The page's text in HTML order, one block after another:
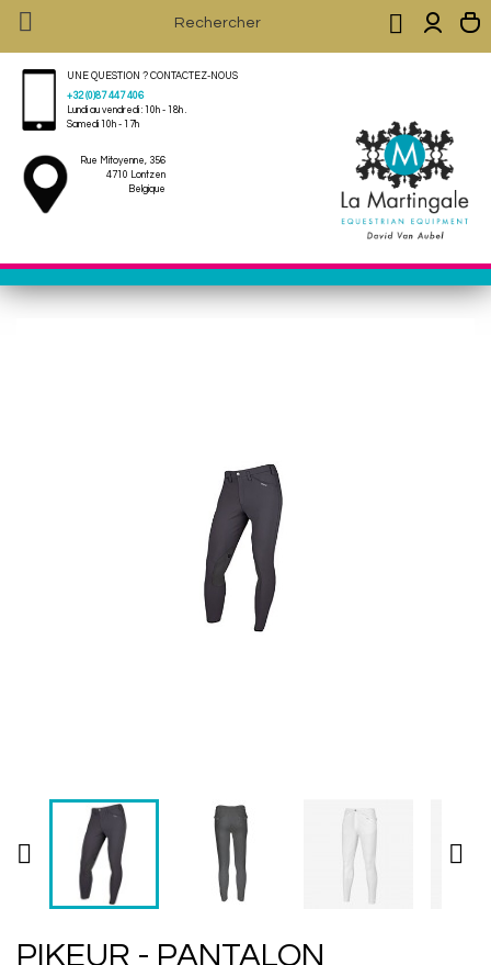
 
UNE QUESTION ? CONTACTEZ-NOUS
+32 (0)87 447 406
Lundi au vendredi : 10h - 18h .
Samedi 10h - 17h
Rue Mitoyenne, 356
4710 Lontzen
Belgique
 
PIKEUR - PANTALON